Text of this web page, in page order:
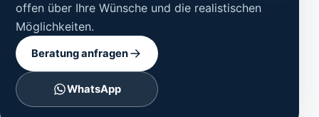
offen über Ihre Wünsche und die realistischen
Möglichkeiten.
Beratung anfragen
WhatsApp